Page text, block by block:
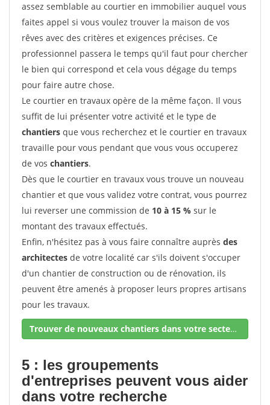
assez semblable au courtier en immobilier auquel vous
faites appel si vous voulez trouver la maison de vos
rêves avec des critères et exigences précises. Ce
professionnel passera le temps qu'il faut pour chercher
le bien qui correspond et cela vous dégage du temps
pour faire autre chose.
Le courtier en travaux opère de la même façon. Il vous
suffit de lui présenter votre activité et le type de
chantiers que vous recherchez et le courtier en travaux
travaille pour vous pendant que vous vous occuperez
de vos chantiers.
Dès que le courtier en travaux vous trouve un nouveau
chantier et que vous validez votre contrat, vous pourrez
lui reverser une commission de 10 à 15 % sur le
montant des travaux effectués.
Enfin, n'hésitez pas à vous faire connaître auprès des
architectes de votre localité car s'ils doivent s'occuper
d'un chantier de construction ou de rénovation, ils
peuvent être amenés à proposer leurs propres artisans
pour les travaux.
Trouver de nouveaux chantiers dans votre secteur !
5 : les groupements
d'entreprises peuvent vous aider
dans votre recherche